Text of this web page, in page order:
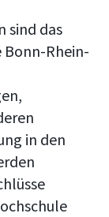
sind das
Rhein-
in den